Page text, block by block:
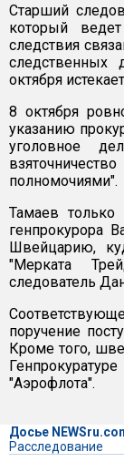
Старший
который
следствия
следственных
октября
8 октября
указанию
уголовное
полномочиями".
Тамаев только
генпрокурора
Швейцарию,
"Мерката
следователь
поручение
Кроме того,
"Аэрофлота".
Досье
Расследование